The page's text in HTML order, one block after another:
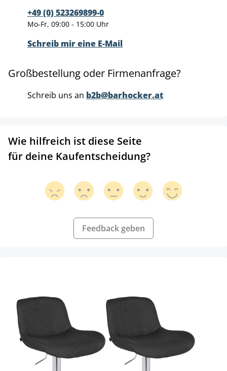
+49 (0) 523269899-0
Mo-Fr, 09:00 - 15:00 Uhr
Schreib mir eine E-Mail
Großbestellung oder Firmenanfrage?
Schreib uns an b2b@barhocker.at
Wie hilfreich ist diese Seite
für deine Kaufentscheidung?
Feedback geben